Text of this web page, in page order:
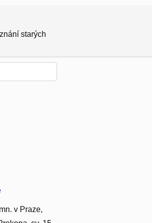
starých
v Praze,